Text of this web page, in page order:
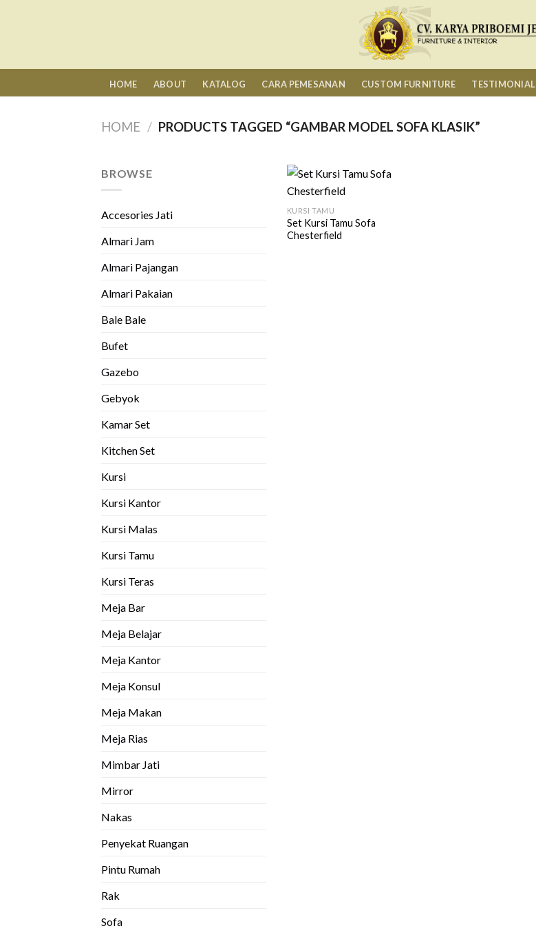
HOME ABOUT KATALOG CARA PEMESANAN CUSTOM FURNITURE TESTIMONIAL
HOME / PRODUCTS TAGGED “GAMBAR MODEL SOFA KLASIK”
BROWSE
Accesories Jati
Almari Jam
Almari Pajangan
Almari Pakaian
Bale Bale
Bufet
Gazebo
Gebyok
Kamar Set
Kitchen Set
Kursi
Kursi Kantor
Kursi Malas
Kursi Tamu
Kursi Teras
Meja Bar
Meja Belajar
Meja Kantor
Meja Konsul
Meja Makan
Meja Rias
Mimbar Jati
Mirror
Nakas
Penyekat Ruangan
Pintu Rumah
Rak
Sofa
KURSI TAMU
Set Kursi Tamu Sofa
Chesterfield